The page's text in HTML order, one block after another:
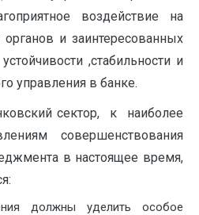
воздействие на
и заинтересованных
,стабильности и
управления в банке.
сектор, к наиболее
совершенствования
в настоящее время,
должны уделить особое